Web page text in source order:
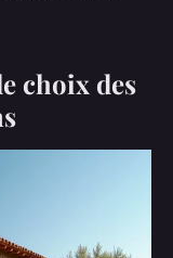
choix des